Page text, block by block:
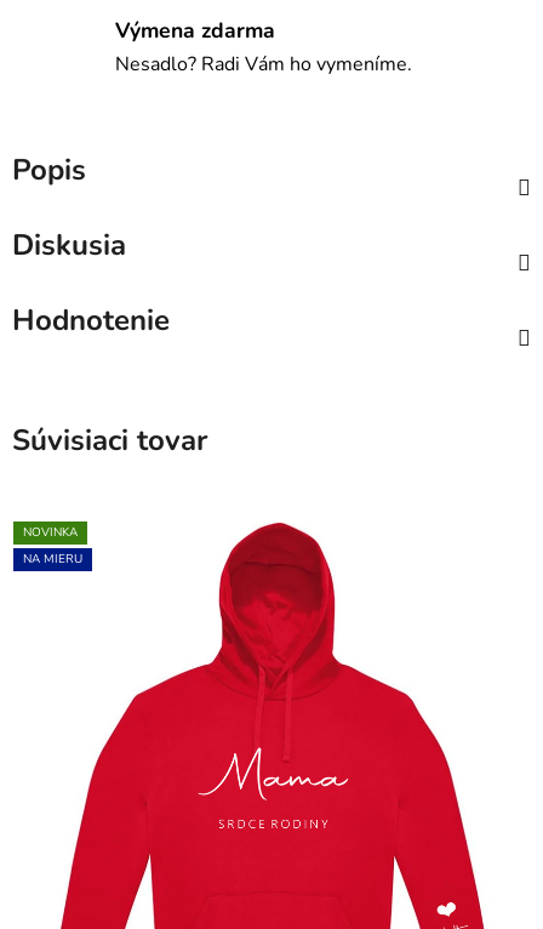
Výmena zdarma
Nesadlo? Radi Vám ho vymeníme.
Popis
Diskusia
Hodnotenie
Súvisiaci tovar
NOVINKA
NA MIERU